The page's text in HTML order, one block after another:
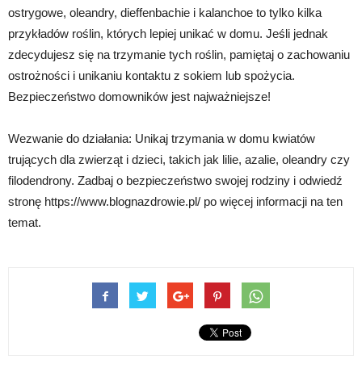
ostrygowe, oleandry, dieffenbachie i kalanchoe to tylko kilka
przykładów roślin, których lepiej unikać w domu. Jeśli jednak
zdecydujesz się na trzymanie tych roślin, pamiętaj o zachowaniu
ostrożności i unikaniu kontaktu z sokiem lub spożycia.
Bezpieczeństwo domowników jest najważniejsze!
Wezwanie do działania: Unikaj trzymania w domu kwiatów
trujących dla zwierząt i dzieci, takich jak lilie, azalie, oleandry czy
filodendrony. Zadbaj o bezpieczeństwo swojej rodziny i odwiedź
stronę https://www.blognazdrowie.pl/ po więcej informacji na ten
temat.